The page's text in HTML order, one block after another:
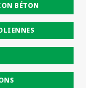
BÉTON